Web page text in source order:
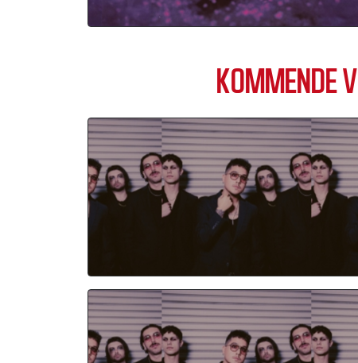
KOMMENDE